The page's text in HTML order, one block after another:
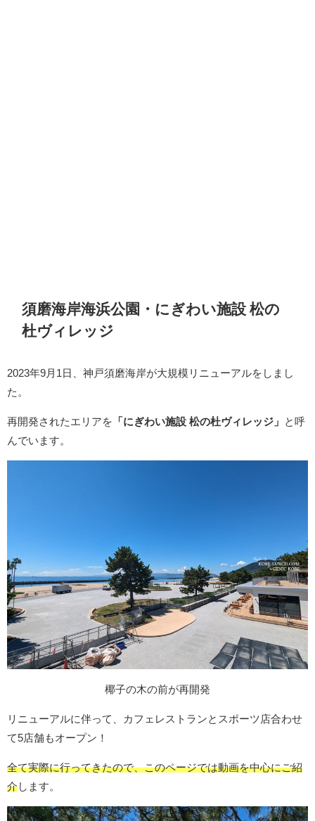
須磨海岸海浜公園・にぎわい施設 松の
杜ヴィレッジ
2023年9月1日、神戸須磨海岸が大規模リニューアルをしまし
た。
再開発されたエリアを 「にぎわい施設 松の杜ヴィレッジ」
と呼
んでいます。
椰子の木の前が再開発
リニューアルに伴って、カフェレストランとスポーツ店合わせ
て5店舗もオープン！
全て実際に行ってきたので、このページでは動画を中心にご紹
介 します。